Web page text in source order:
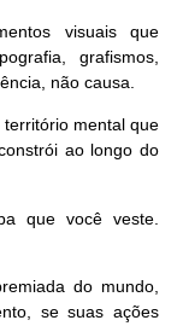
visuais que
grafismos,
não causa.
mental que
ao longo do
que você veste.
do mundo,
se suas ações